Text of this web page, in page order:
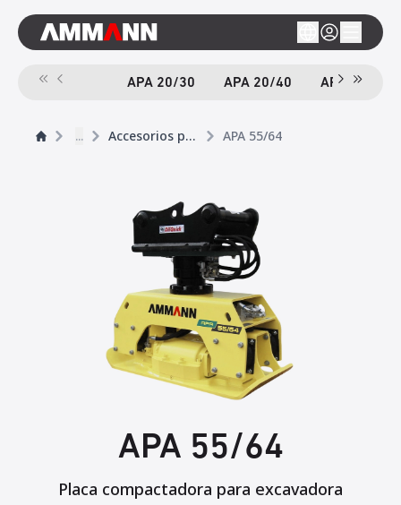
APA 20/30 APA 20/40 APA 55/46
... Accesorios para Compactación APA 55/64
APA 55/64
Placa compactadora para excavadora